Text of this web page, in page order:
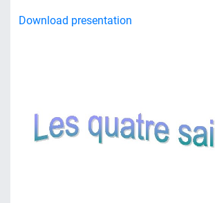
Download presentation